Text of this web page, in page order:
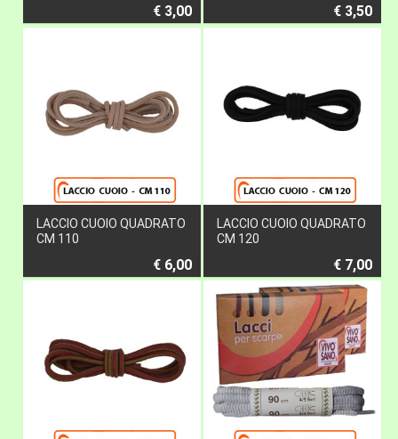
€ 3,00 € 3,50
LACCIO CUOIO QUADRATO
CM 110
€ 6,00
LACCIO CUOIO QUADRATO
CM 120
€ 7,00